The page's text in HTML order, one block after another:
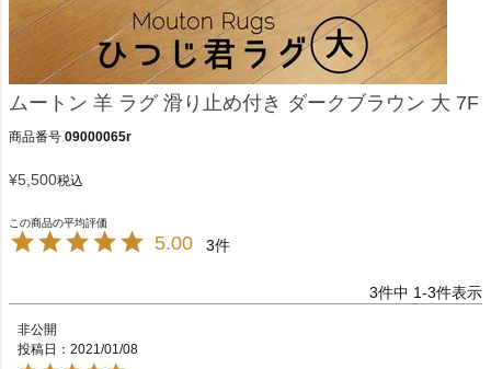
ムートン 羊 ラグ 滑り止め付き ダークブラウン 大 7F
商品番号 09000065r
¥5,500税込
5.00 3
3件中 1-3件表示
非公開
投稿日
2021/01/08